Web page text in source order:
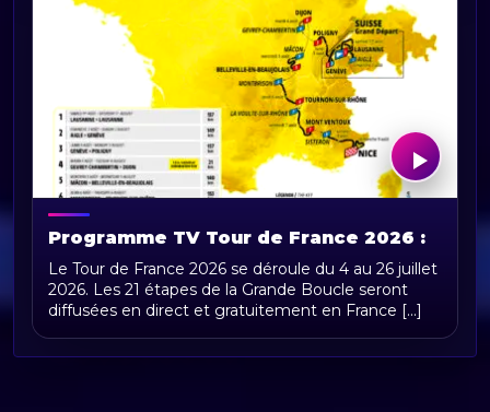
Programme TV Tour de France 2026 :
horaires, chaînes et diffusion en direct
Le Tour de France 2026 se déroule du 4 au 26 juillet
2026. Les 21 étapes de la Grande Boucle seront
diffusées en direct et gratuitement en France [...]